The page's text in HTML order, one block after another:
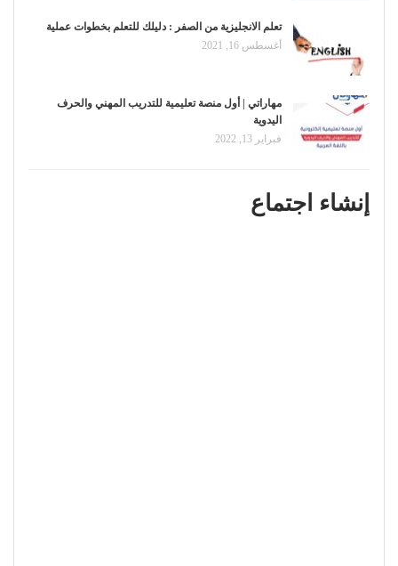
تعلم الانجليزية من الصفر : دليلك للتعلم بخطوات عملية
أغسطس 16, 2021
مهاراتي | أول منصة تعليمية للتدريب المهني والحرف
اليدوية
فبراير 13, 2022
إنشاء اجتماع